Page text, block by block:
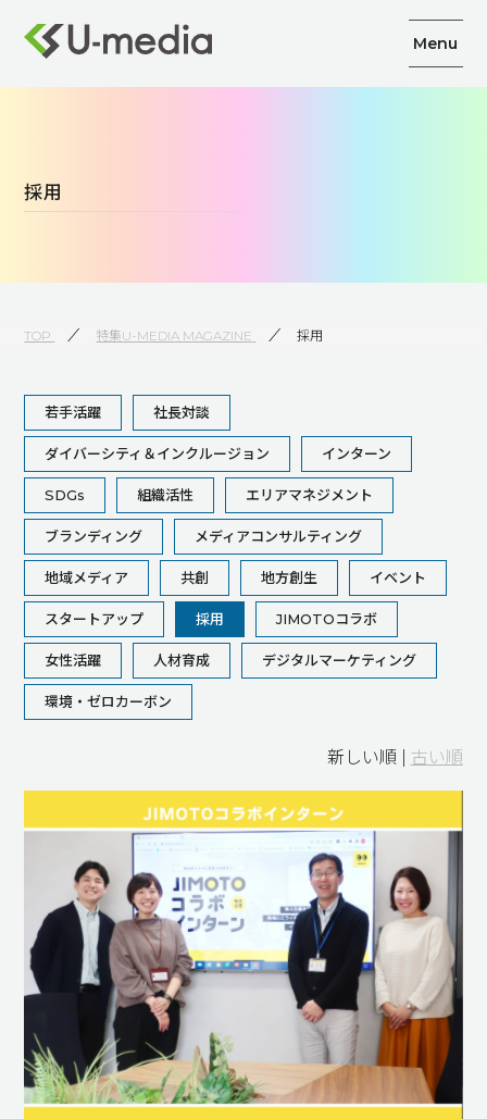
Menu
採用
TOP 特集U-MEDIA MAGAZINE 採用
若手活躍 社長対談
ダイバーシティ＆インクルージョン インターン
SDGs 組織活性 エリアマネジメント
ブランディング メディアコンサルティング
地域メディア 共創 地方創生 イベント
スタートアップ 採用 JIMOTOコラボ
女性活躍 人材育成 デジタルマーケティング
環境・ゼロカーボン
新しい順 | 古い順